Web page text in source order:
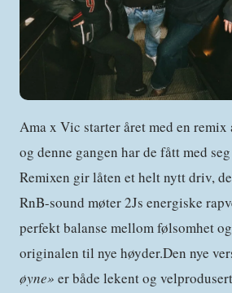
Ama x Vic starter året med en remix
og denne gangen har de fått med
Remixen gir låten et helt nytt driv,
RnB-sound møter 2Js energiske
perfekt balanse mellom følsomhet
originalen til nye høyder.Den nye
øyne» er både lekent og